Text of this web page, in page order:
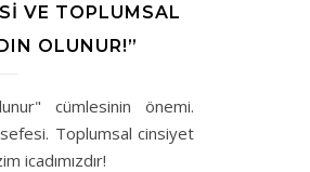
VE TOPLUMSAL
OLUNUR!”
cümlesinin önemi.
Toplumsal cinsiyet
icadımızdır!